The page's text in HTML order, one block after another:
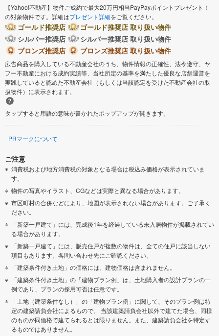
【Yahoo!不動産】物件ご成約で最大20万円相当PayPayポイントプレゼント！
の対象物件です。詳細はプレゼント詳細をご覧ください。
ゴールド推奨店
ゴールド推奨店 取り扱い物件
シルバー推奨店
シルバー推奨店 取り扱い物件
ブロンズ推奨店
ブロンズ推奨店 取り扱い物件
広告商品を購入している不動産会社のうち、物件情報の正確性、法令遵守、ヤ
フー不動産における成約実績等、当社所定の基準を満たした優良な店舗運営を
実践していると認めた不動産会社（もしくは当該認定を受けた不動産会社の取
扱物件）に表示されます。
タップすると用語の意味が書かれたポップアップが開きます。
PRマークについて
ご注意
消費税および地方消費税の対象となる場合は税込み価格が表示されていま
す。
物件の写真やイラスト、CGなどは実際と異なる場合があります。
市区町村の合併などにより、地図が表示されない場合があります。ご了承く
ださい。
「新築一戸建て」には、完成後1年を経過している未入居物件が掲載されてい
る場合があります。
「新築一戸建て」には、販売住戸が複数の物件は、全ての住戸に該当しない
項目もあります。各問い合わせ先にご確認ください。
「建築条件付き土地」の価格には、建物価格は含まれません。
「建築条件付き土地」の「建物プラン例」は、土地購入者の設計プランの一
例であり、プランの採用可否は任意です。
「土地（建築条件なし）」の「建物プラン例」に関して、そのプラン例は特
定の建築請負会社によるもので、 当該建築請負会社以外で建てた場合、同様
のものが同価格で建てられるとは限りません。また、建築請負会社を特定す
るものではありません。